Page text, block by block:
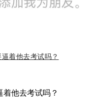
着他去考试吗？
他去考试吗？